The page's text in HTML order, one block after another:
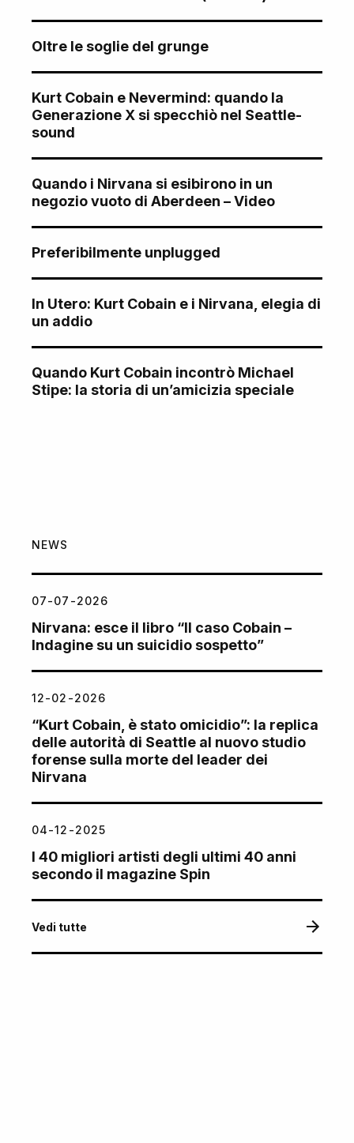
Oltre le soglie del grunge
Kurt Cobain e Nevermind: quando la
Generazione X si specchiò nel Seattle-
sound
Quando i Nirvana si esibirono in un
negozio vuoto di Aberdeen – Video
Preferibilmente unplugged
In Utero: Kurt Cobain e i Nirvana, elegia di
un addio
Quando Kurt Cobain incontrò Michael
Stipe: la storia di un’amicizia speciale
NEWS
07-07-2026
Nirvana: esce il libro “Il caso Cobain –
Indagine su un suicidio sospetto”
12-02-2026
“Kurt Cobain, è stato omicidio”: la replica
delle autorità di Seattle al nuovo studio
forense sulla morte del leader dei
Nirvana
04-12-2025
I 40 migliori artisti degli ultimi 40 anni
secondo il magazine Spin
Vedi tutte